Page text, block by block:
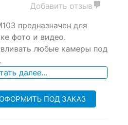
Добавить отзыв
предназначен для
фото и видео.
любые камеры под
далее...
ОФОРМИТЬ ПОД ЗАКАЗ